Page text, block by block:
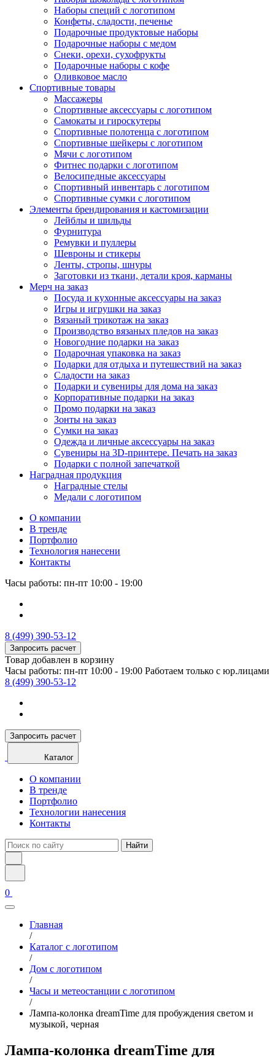
Наборы специй с логотипом
Конфеты, сладости, печенье
Подарочные продуктовые наборы
Подарочные наборы с медом
Снеки, орехи, сухофрукты
Подарочные наборы с кофе
Оливковое масло
Спортивные товары
Массажеры
Спортивные аксессуары с логотипом
Самокаты и гироскутеры
Спортивные полотенца с логотипом
Спортивные шейкеры с логотипом
Мячи с логотипом
Фитнес подарки с логотипом
Велосипедные аксессуары
Спортивный инвентарь с логотипом
Спортивные сумки с логотипом
Элементы брендирования и кастомизации
Лейблы и шильды
Фурнитура
Ремувки и пуллеры
Шевроны и стикеры
Ленты, стропы, шнуры
Заготовки из ткани, детали кроя, карманы
Мерч на заказ
Посуда и кухонные аксессуары на заказ
Игры и игрушки на заказ
Вязаный трикотаж на заказ
Производство вязаных пледов на заказ
Новогодние подарки на заказ
Подарочная упаковка на заказ
Подарки для отдыха и путешествий на заказ
Сладости на заказ
Подарки и сувениры для дома на заказ
Корпоративные подарки на заказ
Промо подарки на заказ
Зонты на заказ
Сумки на заказ
Одежда и личные аксессуары на заказ
Сувениры на 3D-принтере. Печать на заказ
Подарки с полной запечаткой
Наградная продукция
Наградные стелы
Медали с логотипом
О компании
В тренде
Портфолио
Технология нанесени
Контакты
Часы работы: пн-пт 10:00 - 19:00
8 (499) 390-53-12
Запросить расчет
Товар добавлен в корзину
Часы работы: пн-пт 10:00 - 19:00 Работаем только с юр.лицами
8 (499) 390-53-12
Запросить расчет
Каталог
О компании
В тренде
Портфолио
Технологии нанесения
Контакты
Найти
0
Главная
/
Каталог с логотипом
/
Дом с логотипом
/
Часы и метеостанции с логотипом
/
Лампа-колонка dreamTime для пробуждения светом и
музыкой, черная
Лампа-колонка dreamTime для